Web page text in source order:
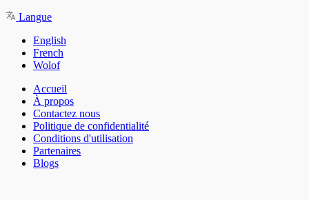
Langue
English
French
Wolof
Accueil
À propos
Contactez nous
Politique de confidentialité
Conditions d'utilisation
Partenaires
Blogs